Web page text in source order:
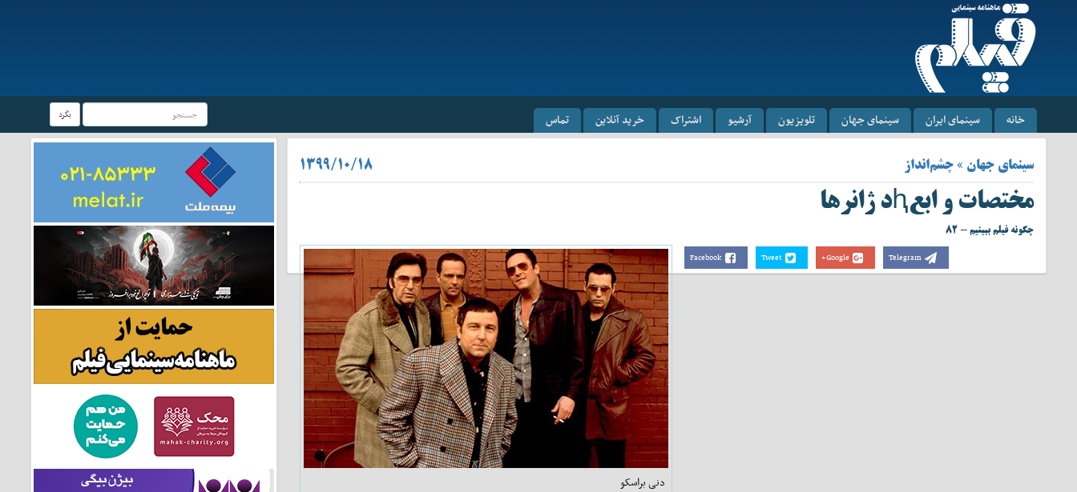
خانه سینمای ایران سینمای جهان تلویزیون آرشیو اشتراک خرید آنلاین تماس بگرد
سینمای جهان » چشم‌انداز ۱۳۹۹/۱۰/۱۸
مختصات و ابعԧد ژانر‌ها
چگونه فیلم ببینیم - ۸۲
دنی براسکو
Facebook Tweet Google+ Telegram